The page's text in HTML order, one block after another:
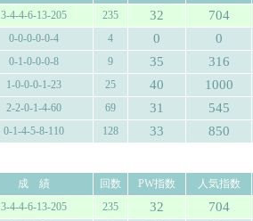
3-4-4-6-13-205 235 32 704
0-0-0-0-0-4 4 0 0
0-1-0-0-0-8 9 35 316
1-0-0-0-1-23 25 40 1000
2-2-0-1-4-60 69 31 545
0-1-4-5-8-110 128 33 850
成 績 回数 PW指数 人気指数
3-4-4-6-13-205 235 32 704